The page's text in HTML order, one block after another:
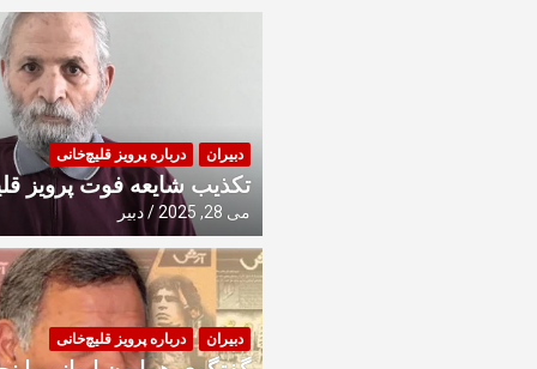
آرش، نشریه شماره ۱۴ و ۱۵، اسفند ۱۳۷۰ فروردین ۱۳۷۱، فوریه و مارس
دبیران درباره پرویز قلیچ‌خانی
تکذیب شایعه فوت پرویز
می 28, 2025 دبیر
دبیران درباره پرویز قلیچ‌خانی